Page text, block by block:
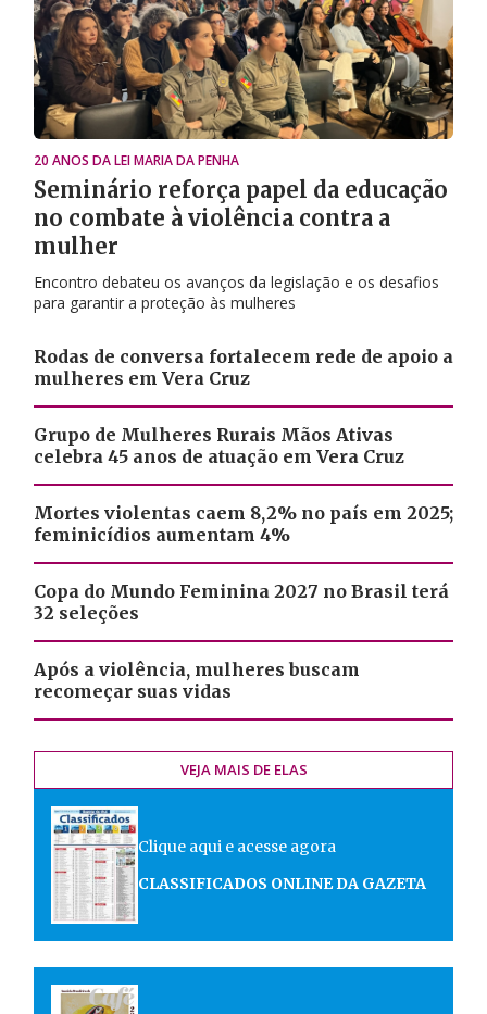
20 ANOS DA LEI MARIA DA PENHA
Seminário reforça papel da educação
no combate à violência contra a
mulher
Encontro debateu os avanços da legislação e os desafios
para garantir a proteção às mulheres
Rodas de conversa fortalecem rede de apoio a
mulheres em Vera Cruz
Grupo de Mulheres Rurais Mãos Ativas
celebra 45 anos de atuação em Vera Cruz
Mortes violentas caem 8,2% no país em 2025;
feminicídios aumentam 4%
Copa do Mundo Feminina 2027 no Brasil terá
32 seleções
Após a violência, mulheres buscam
recomeçar suas vidas
VEJA MAIS DE ELAS
Clique aqui e acesse agora
CLASSIFICADOS ONLINE DA GAZETA